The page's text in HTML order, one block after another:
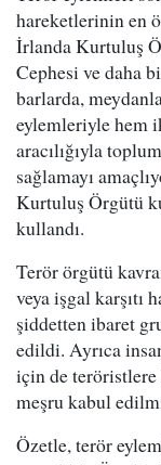
hareketlerinin en
İrlanda Kurtuluş
Cephesi ve daha
barlarda,
eylemleriyle hem
aracılığıyla
sağlamayı
Kurtuluş Örgütü
kullandı.
Terör örgütü
veya işgal karşıtı
şiddetten ibaret
edildi. Ayrıca
için de teröristlere
meşru kabul
Özetle, terör